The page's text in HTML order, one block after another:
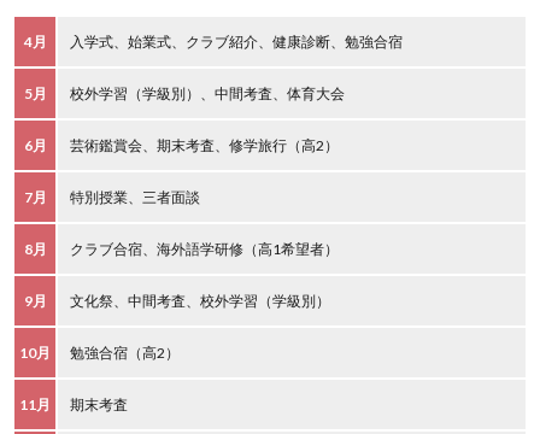
4月 入学式、始業式、クラブ紹介、健康診断、勉強合宿
5月 校外学習（学級別）、中間考査、体育大会
6月 芸術鑑賞会、期末考査、修学旅行（高2）
7月 特別授業、三者面談
8月 クラブ合宿、海外語学研修（高1希望者）
9月 文化祭、中間考査、校外学習（学級別）
10月 勉強合宿（高2）
11月 期末考査